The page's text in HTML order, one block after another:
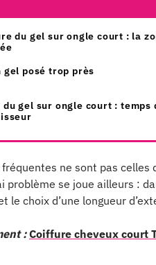
du gel sur ongle court : la
gel posé trop près
gel sur ongle court : temps
ne sont pas celles
problème se joue ailleurs :
le choix d’une longueur
: Coiffure cheveux court